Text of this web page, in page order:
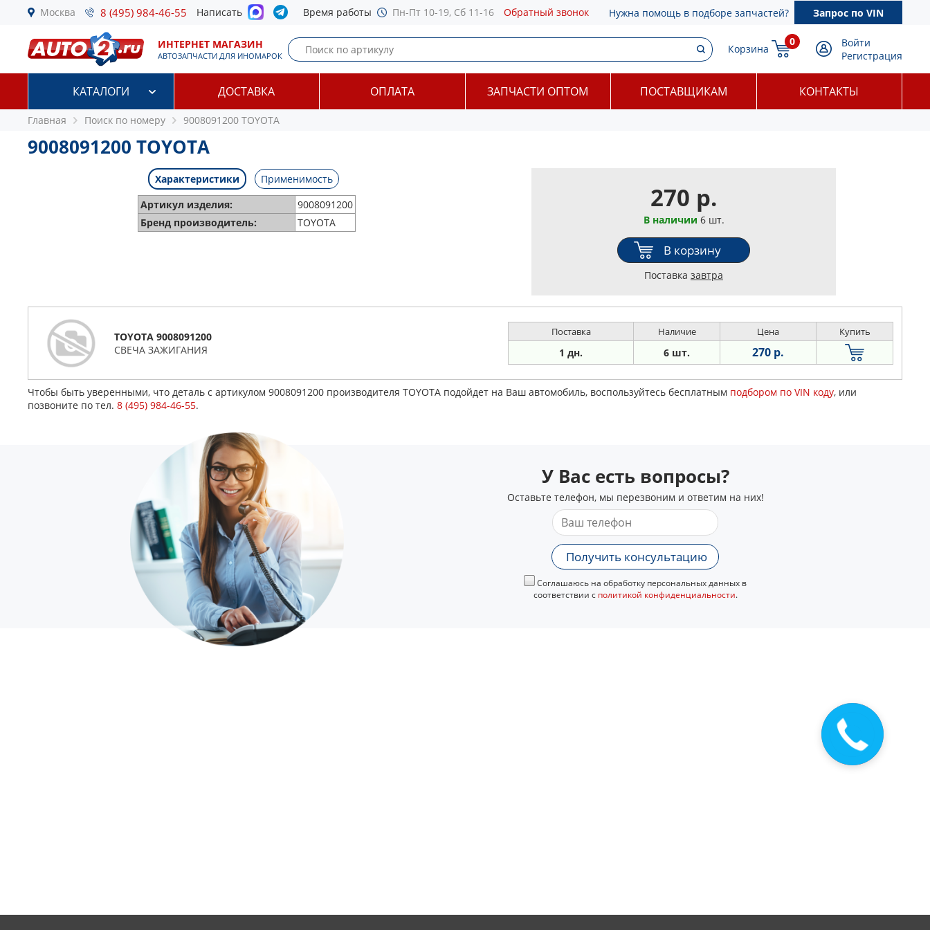
Москва 8 (495) 984-46-55 Написать Время работы Пн-Пт 10-19, Сб 11-16 Обратный звонок Нужна помощь в подборе запчастей? Запрос по VIN
ИНТЕРНЕТ МАГАЗИН
АВТОЗАПЧАСТИ ДЛЯ ИНОМАРОК
Корзина
0
Войти
Регистрация
КАТАЛОГИ ДОСТАВКА ОПЛАТА ЗАПЧАСТИ ОПТОМ ПОСТАВЩИКАМ КОНТАКТЫ
Главная Поиск по номеру 9008091200 TOYOTA
9008091200 TOYOTA
Характеристики
Применимость
Артикул изделия:
9008091200
Бренд производитель:
TOYOTA
270 р.
В наличии 6 шт.
В корзину
Поставка завтра
TOYOTA 9008091200
СВЕЧА ЗАЖИГАНИЯ
Поставка Наличие Цена Купить
1 дн. 6 шт. 270 р.
Чтобы быть уверенными, что деталь с артикулом 9008091200 производителя TOYOTA подойдет на Ваш автомобиль, воспользуйтесь бесплатным подбором по VIN коду, или
позвоните по тел. 8 (495) 984-46-55.
У Вас есть вопросы?
Оставьте телефон, мы перезвоним и ответим на них!
Получить консультацию
Соглашаюсь на обработку персональных данных в
соответствии с политикой конфиденциальности.
Закажите
звонок